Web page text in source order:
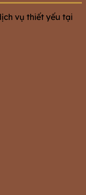
vụ thiết yếu tại